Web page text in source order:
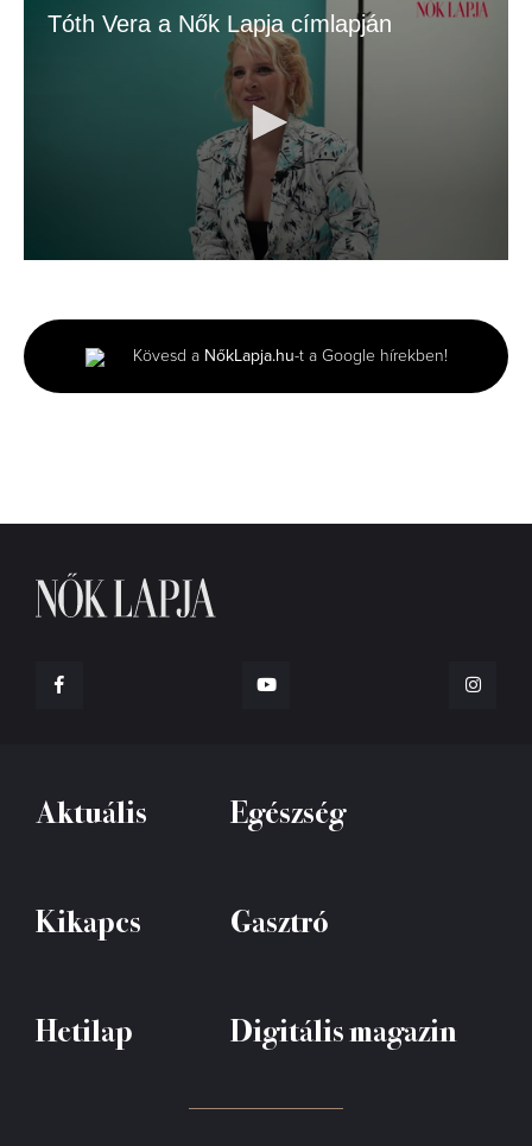
Tóth Vera a Nők Lapja címlapján
minutes,
0
Kövesd a NőkLapja.hu-t a Google hírekben!
Aktuális Egészség
Kikapcs Gasztró
Hetilap Digitális magazin